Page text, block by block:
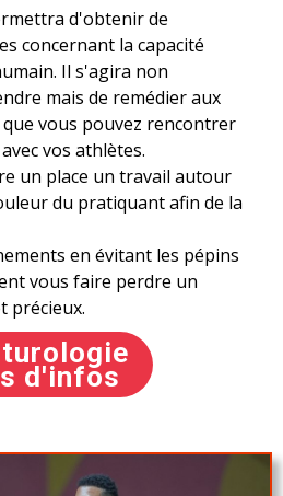
d'obtenir de
concernant la capacité
Il s'agira non
mais de remédier aux
vous pouvez rencontrer
vos athlètes.
un place un travail autour
du pratiquant afin de la
en évitant les pépins
vous faire perdre un
précieux.
d'infos